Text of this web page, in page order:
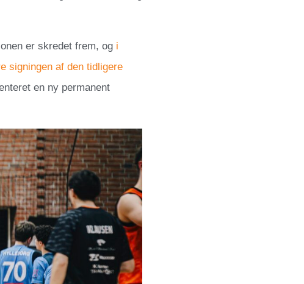
er skredet frem, og i
signingen af den tidligere
en ny permanent